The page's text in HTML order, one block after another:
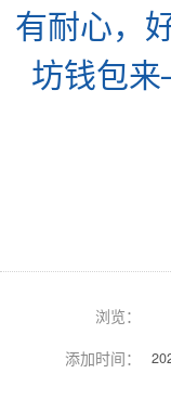
有耐心，
坊钱包
浏览：
添加时间：